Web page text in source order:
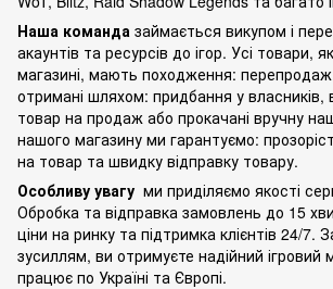
Наша команда займається викупом і
акаунтів та ресурсів до ігор. Усі товари,
магазині, мають походження:
отримані шляхом: придбання у власників,
товар на продаж або прокачані вручну
нашого магазину ми гарантуємо:
на товар та швидку відправку товару.
Особливу увагу ми приділяємо якості
Обробка та відправка замовлень до 15
ціни на ринку та підтримка клієнтів 24/7.
зусиллям, ви отримуєте надійний ігровий
працює по Україні та Європі.